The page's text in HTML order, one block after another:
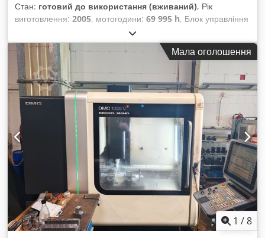
Стан: готовий до використання (вживаний), Рік
виготовлення: 2005, мотогодини: 69 995 h, Блок управління
Марка: HEIDENHAIN TNC 530 Головний привід Кількість
осей: 3 Переміщення Переміщення по осі X: 885 мм
Переміщення по осі Y: 600 мм Переміщення по осі Z: 600
мм Стіл Максимальне навантаження на стіл: 600 кг Цей
тривісний обробний центр DECKEL MAHO DMC 75 V Linear
виготовлений у 2005 році. Він характеризується ходами 885
x 600 x 600 мм та максимальною швидкістю подачі 90 м/хв.
Машина оснащена високопродуктивною системою
охолодження та ефективним скребковим транспортером
для видалення стружки. Якщо вам потрібна високоточна
фрезерна обробка, зверніть увагу на DECKEL MAHO DMC
75 V, яку ми пропонуємо. Звертайтеся до нас для
отримання додаткової інформації. Crjdpfjx D Iuuox Agfsf
Сфери застосування Фрезерування
Мала оголошення
1 /8